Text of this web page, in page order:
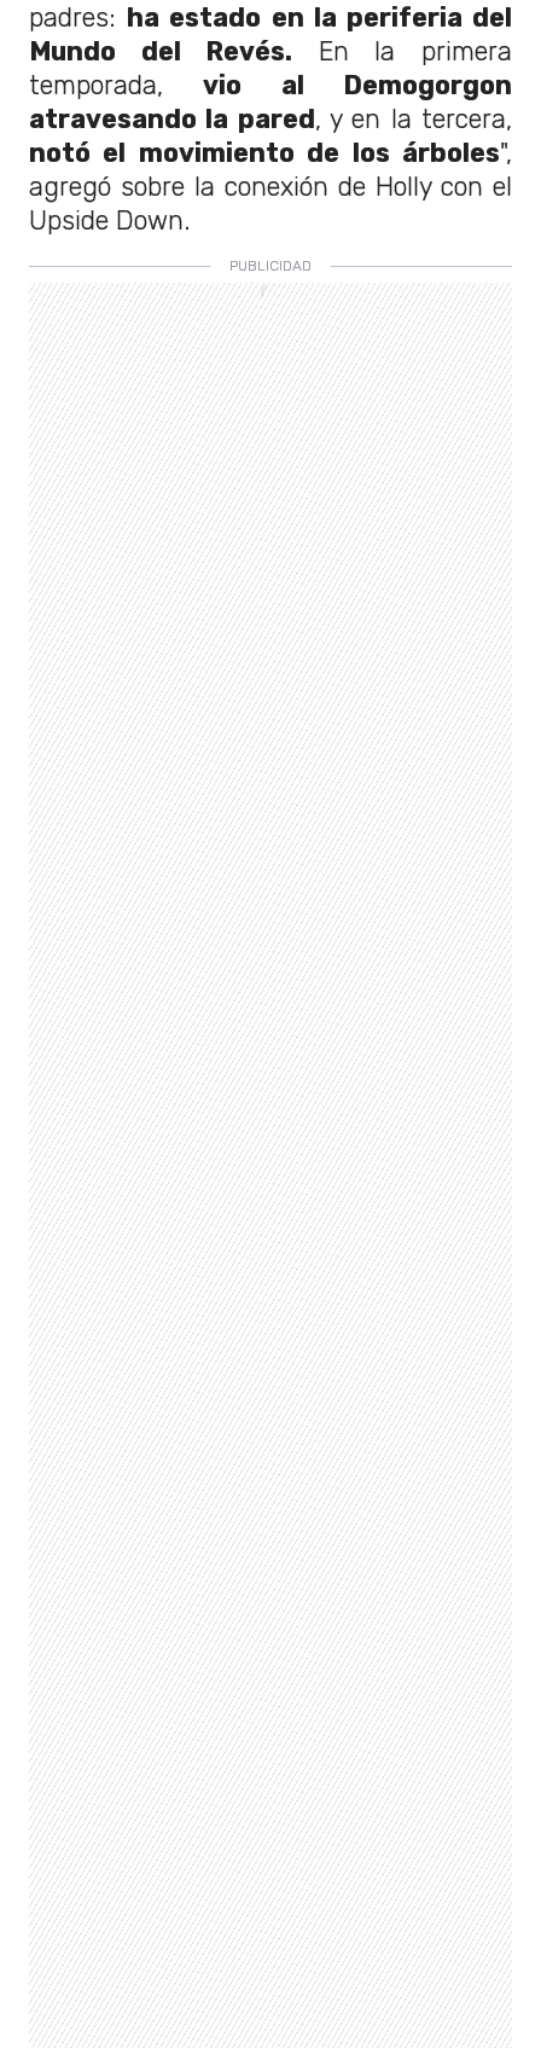
padres: ha estado en la periferia del
Mundo del Revés. En la primera
temporada,vio al Demogorgon
atravesando la pared, y en la tercera,
notó el movimiento de los árboles",
agregó sobre la conexión de Holly con el
Upside Down.